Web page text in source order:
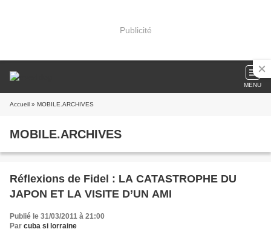
Publicité
MENU
Accueil » MOBILE.ARCHIVES
MOBILE.ARCHIVES
Réflexions de Fidel : LA CATASTROPHE DU
JAPON ET LA VISITE D’UN AMI
Publié le 31/03/2011 à 21:00
Par cuba si lorraine